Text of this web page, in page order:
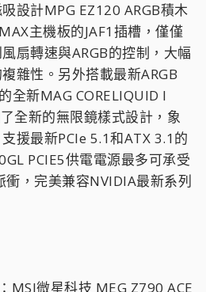
設計MPG EZ120 ARGB積木
主機板的JAF1插槽，僅僅
扇轉速與ARGB的控制，大幅
雜性。另外搭載最新ARGB
全新MAG CORELIQUID I
全新的無限鏡樣式設計，象
援最新PCIe 5.1和ATX 3.1的
PCIE5供電電源最多可承受
，完美兼容NVIDIA最新系列
MSI微星科技 MEG Z790 ACE